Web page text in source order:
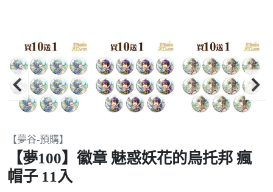
Item
of
10
【夢谷-預購】
【夢100】徽章 魅惑妖花的烏托邦 瘋
帽子 11入